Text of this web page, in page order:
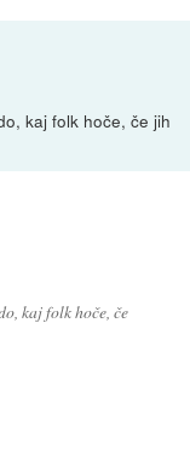
kaj folk hoče, če jih
kaj folk hoče, če